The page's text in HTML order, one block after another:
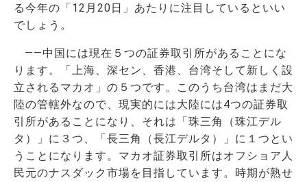
る今年の「12月20日」あたりに注目しているといい
でしょう。
――中国には現在５つの証券取引所があることにな
ります。「上海、深セン、香港、台湾そして新しく設
立されるマカオ」の５つです。このうち台湾はまだ大
陸の管轄外なので、現実的には大陸には4つの証券取
引所があることになり、それは「珠三角（珠江デル
タ）」に３つ、「長三角（長江デルタ）」に１つとい
うことになります。マカオ証券取引所はオフショア人
民元のナスダック市場を目指しています。時期が熟せ